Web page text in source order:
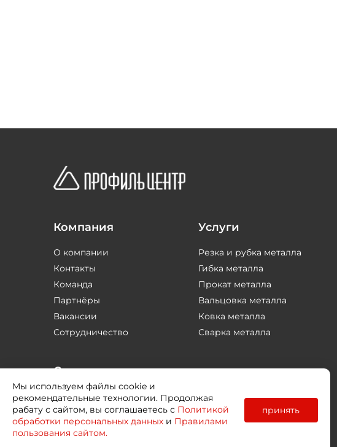
Компания
О компании
Контакты
Команда
Партнёры
Вакансии
Сотрудничество
Услуги
Резка и рубка металла
Гибка металла
Прокат металла
Вальцовка металла
Ковка металла
Сварка металла
Соцсети
Мы используем файлы cookie и
рекомендательные технологии. Продолжая
рабату с сайтом, вы соглашаетесь с Политикой
обработки персональных данных и Правилами
пользования сайтом.
принять